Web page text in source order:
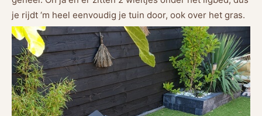
je rijdt ‘m heel eenvoudig je tuin door, ook over het gras.